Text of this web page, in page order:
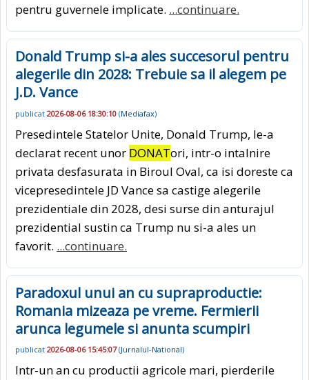
pentru guvernele implicate. ...continuare.
Donald Trump si-a ales succesorul pentru
alegerile din 2028: Trebuie sa il alegem pe
J.D. Vance
publicat 2026-08-06 18:30:10 (Mediafax)
Presedintele Statelor Unite, Donald Trump, le-a
declarat recent unor DONATori, intr-o intalnire
privata desfasurata in Biroul Oval, ca isi doreste ca
vicepresedintele JD Vance sa castige alegerile
prezidentiale din 2028, desi surse din anturajul
prezidential sustin ca Trump nu si-a ales un
favorit. ...continuare.
Paradoxul unui an cu supraproductie:
Romania mizeaza pe vreme. Fermierii
arunca legumele si anunta scumpiri
publicat 2026-08-06 15:45:07(Jurnalul-National)
Intr-un an cu productii agricole mari, pierderile